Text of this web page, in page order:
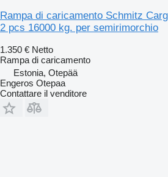
Rampa di caricamento Schmitz
2 pcs 16000 kg. per semirimorchio
1.350 € Netto
Rampa di caricamento
Estonia, Otepää
Engeros Otepaa
Contattare il venditore